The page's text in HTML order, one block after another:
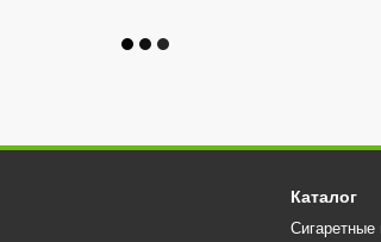
Каталог
Сигаретные